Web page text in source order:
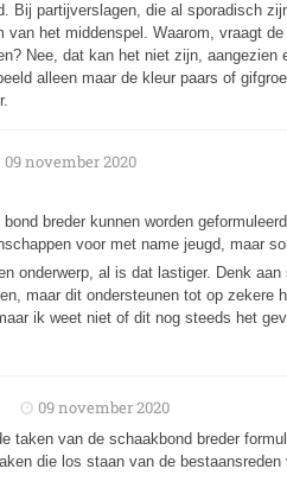
Bij partijverslagen, die al sporadisch
van het middenspel. Waarom, vraagt
Nee, dat kan het niet zijn,
alleen maar de kleur paars of
09 november 2020
breder kunnen worden
voor met name jeugd, maar
onderwerp, al is dat lastiger. Denk
maar dit ondersteunen tot op zekere
ik weet niet of dit nog steeds het
09 november 2020
taken van de schaakbond breder
die los staan van de